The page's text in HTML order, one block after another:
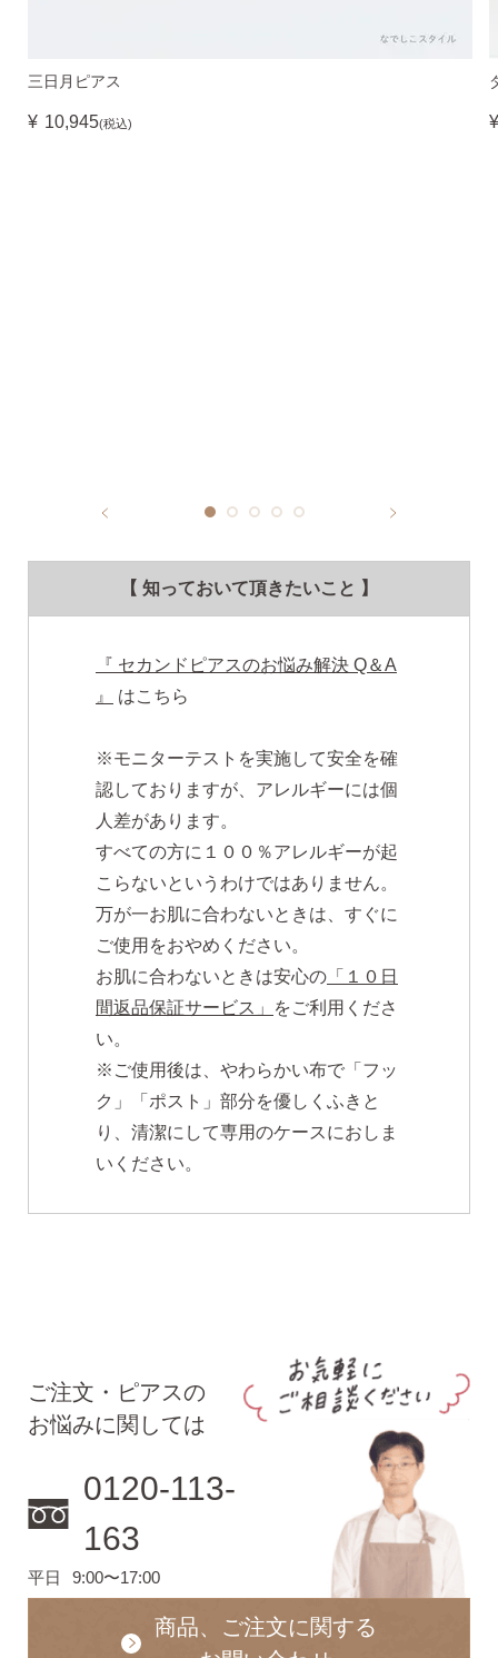
三日月ピアス
¥ 10,945(税込) ¥
【 知っておいて頂きたいこと 】
『 セカンドピアスのお悩み解決 Q＆A
』
はこちら
※モニターテストを実施して安全を確
認しておりますが、アレルギーには個
人差があります。
すべての方に１００％アレルギーが起
こらないというわけではありません。
万が一お肌に合わないときは、すぐに
ご使用をおやめください。
お肌に合わないときは安心の 「１０日
間返品保証サービス」
をご利用くださ
い。
※ご使用後は、やわらかい布で「フッ
ク」「ポスト」部分を優しくふきと
り、清潔にして専用のケースにおしま
いください。
ご注文・ピアスの
お悩みに関しては
0120-113-
163
平日 9:00〜17:00
商品、ご注文に関する